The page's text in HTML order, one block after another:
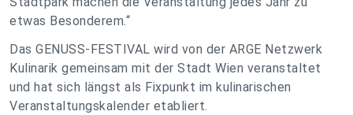
etwas Besonderem.“
Das GENUSS-FESTIVAL wird von der ARGE Netzwerk
Kulinarik gemeinsam mit der Stadt Wien veranstaltet
und hat sich längst als Fixpunkt im kulinarischen
Veranstaltungskalender etabliert.